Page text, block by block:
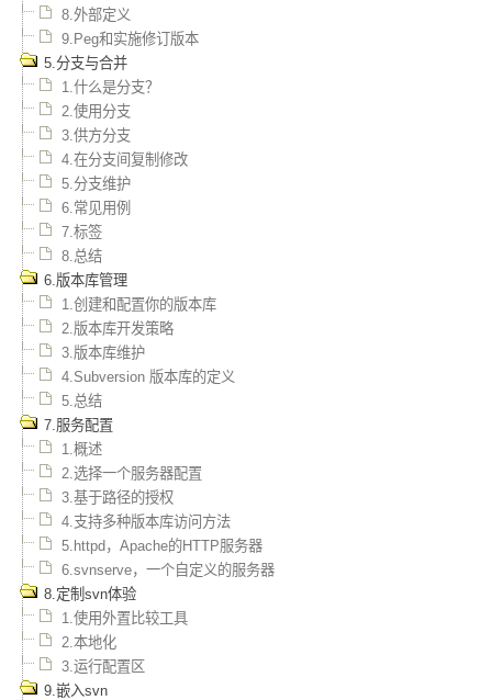
8.外部定义
9.Peg和实施修订版本
5.分支与合并
1.什么是分支？
2.使用分支
3.供方分支
4.在分支间复制修改
5.分支维护
6.常见用例
7.标签
8.总结
6.版本库管理
1.创建和配置你的版本库
2.版本库开发策略
3.版本库维护
4.Subversion 版本库的定义
5.总结
7.服务配置
1.概述
2.选择一个服务器配置
3.基于路径的授权
4.支持多种版本库访问方法
5.httpd，Apache的HTTP服务器
6.svnserve，一个自定义的服务器
8.定制svn体验
1.使用外置比较工具
2.本地化
3.运行配置区
9.嵌入svn